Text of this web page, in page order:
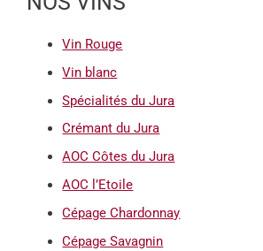
Vin Rouge
Vin blanc
Spécialités du Jura
Crémant du Jura
AOC Côtes du Jura
AOC l’Etoile
Cépage Chardonnay
Cépage Savagnin